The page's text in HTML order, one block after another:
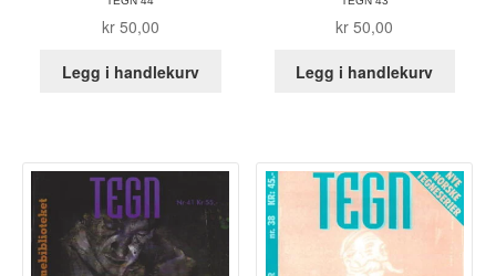
Bekreft din ordre
Ordrebekreftelse
kr50,00
Legg i handlekurv
kr 50,00
Legg i handlekurv